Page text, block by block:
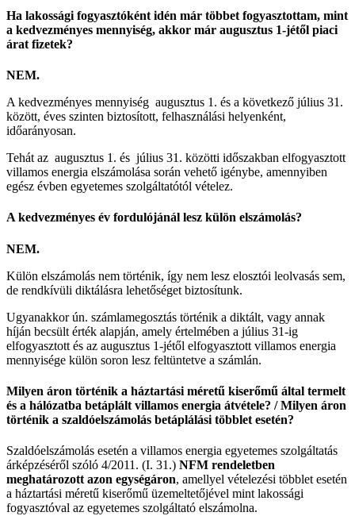
Ha lakossági fogyasztóként idén már többet fogyasztottam, mint
a kedvezményes mennyiség, akkor már augusztus 1-jétől piaci
árat fizetek?
NEM.
A kedvezményes mennyiség augusztus 1. és a következő július 31.
között, éves szinten biztosított, felhasználási helyenként,
időarányosan.
Tehát az augusztus 1. és július 31. közötti időszakban elfogyasztott
villamos energia elszámolása során vehető igénybe, amennyiben
egész évben egyetemes szolgáltatótól vételez.
A kedvezményes év fordulójánál lesz külön elszámolás?
NEM.
Külön elszámolás nem történik, így nem lesz elosztói leolvasás sem,
de rendkívüli diktálásra lehetőséget biztosítunk.
Ugyanakkor ún. számlamegosztás történik a diktált, vagy annak
híján becsült érték alapján, amely értelmében a július 31-ig
elfogyasztott és az augusztus 1-jétől elfogyasztott villamos energia
mennyisége külön soron lesz feltüntetve a számlán.
Milyen áron történik a háztartási méretű kiserőmű által termelt
és a hálózatba betáplált villamos energia átvétele? / Milyen áron
történik a szaldóelszámolás betáplálási többlet esetén?
Szaldóelszámolás esetén a villamos energia egyetemes szolgáltatás
árképzéséről szóló 4/2011. (I. 31.) NFM rendeletben
meghatározott azon egységáron, amellyel vételezési többlet esetén
a háztartási méretű kiserőmű üzemeltetőjével mint lakossági
fogyasztóval az egyetemes szolgáltató elszámolna.